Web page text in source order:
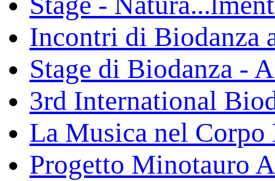
Incontri di Biodanza
Stage di Biodanza -
3rd International
La Musica nel Corpo
Progetto Minotauro